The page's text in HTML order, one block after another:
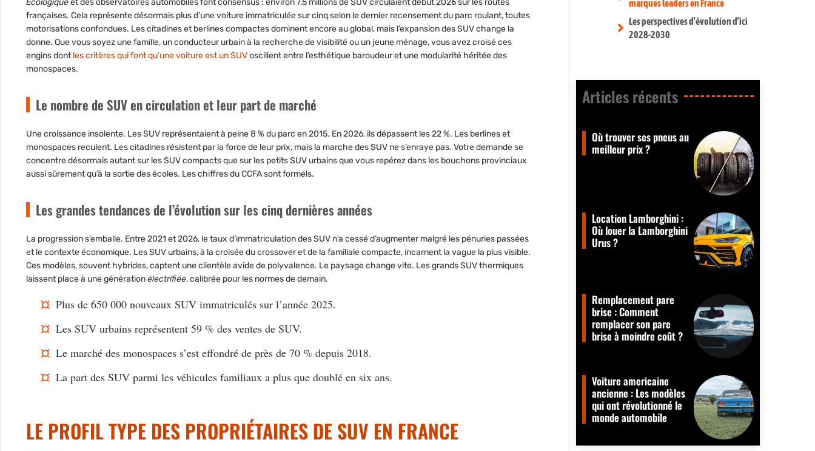
Écologiqueet des observatoires automobiles font consensus : environ7,5 millions de SUVcirculaient début2026sur les routes
françaises. Cela représente désormais plus d’une voiture immatriculée sur cinq selon le dernier recensement du parc roulant, toutes
motorisations confondues. Les citadines et berlines compactes dominent encore au global, mais l’expansion des SUV change la
donne. Que vous soyez une famille, un conducteur urbain à la recherche de visibilité ou un jeune ménage, vous avez croisé ces
engins dontles critères qui font qu’une voiture est un SUVoscillent entre l’esthétique baroudeur et une modularité héritée des
monospaces.
Le nombre de SUV en circulation et leur part de marché
Une croissance insolente. Les SUV représentaient à peine 8 % du parc en 2015. En2026, ils dépassent les22 %. Les berlines et
monospaces reculent. Les citadines résistent par la force de leur prix, mais la marche des SUV ne s’enraye pas. Votre demande se
concentre désormais autant sur les SUV compacts que sur les petits SUV urbains que vous repérez dans les bouchons provinciaux
aussi sûrement qu’à la sortie des écoles. Les chiffres du CCFA sont formels.
Les grandes tendances de l’évolution sur les cinq dernières années
La progression s’emballe. Entre 2021 et2026, le taux d’immatriculation des SUV n’a cessé d’augmenter malgré les pénuries passées
et le contexte économique. Les SUV urbains, à la croisée du crossover et de la familiale compacte, incarnent la vague la plus visible.
Ces modèles, souvent hybrides, captent une clientèle avide de polyvalence. Le paysage change vite. Les grands SUV thermiques
laissent place à une générationélectrifiée, calibrée pour les normes de demain.
Plus de 650 000 nouveaux SUV immatriculés sur l’année 2025.
Les SUV urbains représentent 59 % des ventes de SUV.
Le marché des monospaces s’est effondré de près de 70 % depuis 2018.
La part des SUV parmi les véhicules familiaux a plus que doublé en six ans.
LE PROFIL TYPE DES PROPRIÉTAIRES DE SUV EN FRANCE
marques leaders en France
Les perspectives d’évolution d’ici
2028-2030
Articles récents​
Où trouver ses pneus au
meilleur prix ?
Location Lamborghini :
Où louer la Lamborghini
Urus ?
Remplacement pare
brise : Comment
remplacer son pare
brise à moindre coût ?
Voiture americaine
ancienne : Les modèles
qui ont révolutionné le
monde automobile